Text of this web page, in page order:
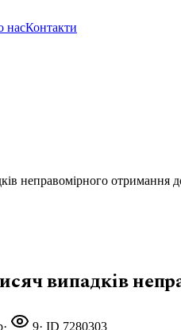
насКонтакти
неправомірного
випадків
· 9· ID 7280303